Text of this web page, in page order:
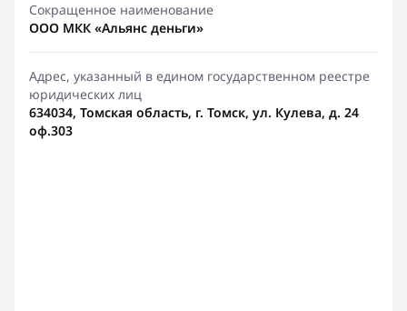
Сокращенное наименование
ООО МКК «Альянс деньги»
Адрес, указанный в едином государственном реестре
юридических лиц
634034, Томская область, г. Томск, ул. Кулева, д. 24
оф.303